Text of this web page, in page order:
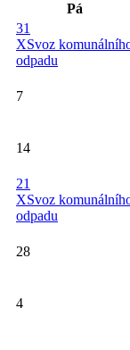
Pá
31
XSvoz
odpadu
7
14
21
XSvoz
odpadu
28
4